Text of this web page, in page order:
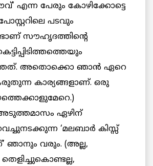
എന്ന പേരും കോഴിക്കോട്ടെ
പടവും
സൗഹൃദത്തിന്റെ
അതൊക്കൊ ഞാന്‍ ഏറെ
കാര്യങ്ങളാണ്. ഒരു
ഏഴിന്
‘മലബാര്‍ കിസ്സ്
ഞാനും വരും. (അല്ല,